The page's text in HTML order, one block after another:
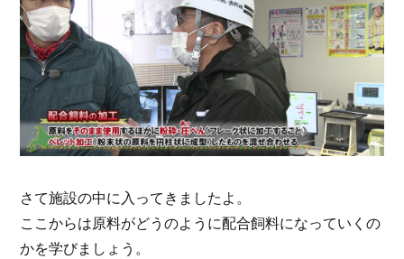
さて施設の中に入ってきましたよ。
ここからは原料がどうのように配合飼料になっていくの
かを学びましょう。